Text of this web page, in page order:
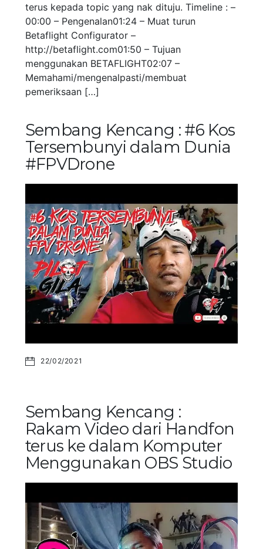
terus kepada topic yang nak dituju. Timeline : –
00:00 – Pengenalan01:24 – Muat turun
Betaflight Configurator –
http://betaflight.com01:50 – Tujuan
menggunakan BETAFLIGHT02:07 –
Memahami/mengenalpasti/membuat
pemeriksaan […]
Sembang Kencang : #6 Kos
Tersembunyi dalam Dunia
#FPVDrone
22/02/2021
Sembang Kencang :
Rakam Video dari Handfon
terus ke dalam Komputer
Menggunakan OBS Studio